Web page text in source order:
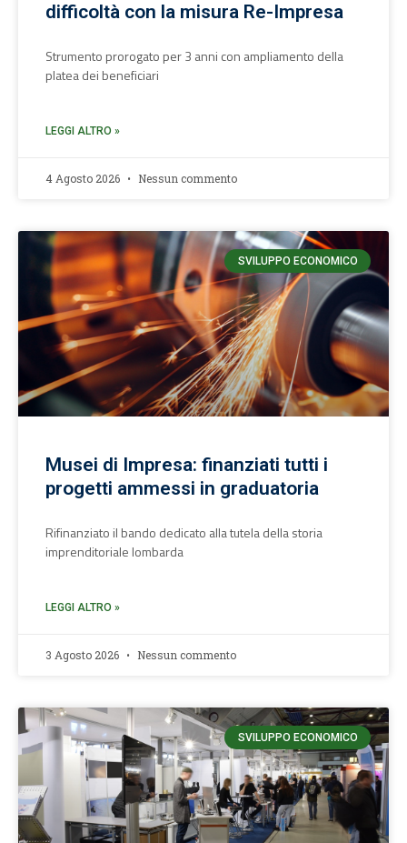
difficoltà con la misura Re-Impresa
Strumento prorogato per 3 anni con ampliamento della
platea dei beneficiari
LEGGI ALTRO »
4 Agosto 2026 Nessun commento
SVILUPPO ECONOMICO
Musei di Impresa: finanziati tutti i
progetti ammessi in graduatoria
Rifinanziato il bando dedicato alla tutela della storia
imprenditoriale lombarda
LEGGI ALTRO »
3 Agosto 2026 Nessun commento
SVILUPPO ECONOMICO